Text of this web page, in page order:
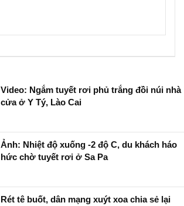
Video: Ngắm tuyết rơi phủ trắng đồi núi nhà
cửa ở Y Tý, Lào Cai
Ảnh: Nhiệt độ xuống -2 độ C, du khách háo
hức chờ tuyết rơi ở Sa Pa
Rét tê buốt, dân mạng xuýt xoa chia sẻ lại